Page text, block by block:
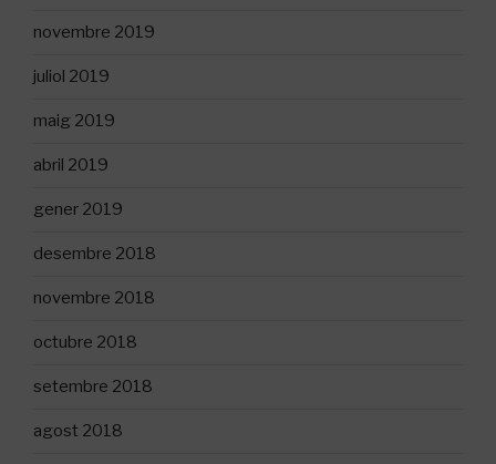
novembre 2019
juliol 2019
maig 2019
abril 2019
gener 2019
desembre 2018
novembre 2018
octubre 2018
setembre 2018
agost 2018